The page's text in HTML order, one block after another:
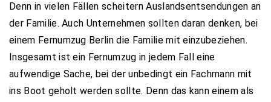
Denn in vielen Fällen scheitern Auslandsentsendungen an
der Familie. Auch Unternehmen sollten daran denken, bei
einem Fernumzug Berlin die Familie mit einzubeziehen.
Insgesamt ist ein Fernumzug in jedem Fall eine
aufwendige Sache, bei der unbedingt ein Fachmann mit
ins Boot geholt werden sollte. Denn das kann einem als